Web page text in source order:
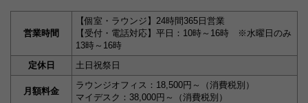
営業時間
【個室・ラウンジ】24時間365日営業
【受付・電話対応】平日：10時～16時 ※水曜日のみ
13時～16時
定休日
土日祝祭日
月額料金
ラウンジオフィス：18,500円～（消費税別）
マイデスク：38,000円～（消費税別）